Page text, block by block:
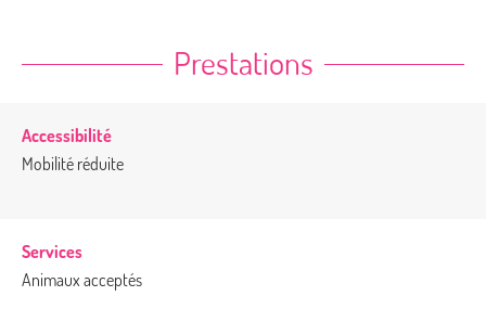
Prestations
Accessibilité
Mobilité réduite
Services
Animaux acceptés